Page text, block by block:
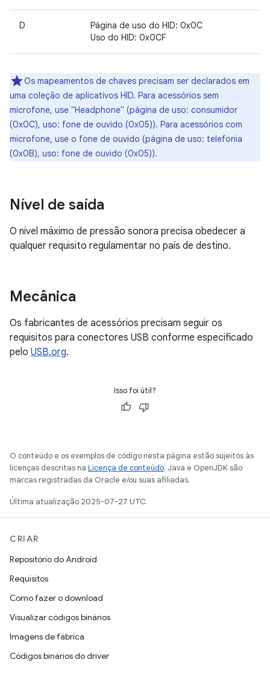
D
Página de uso do HID: 0x0C
Uso do HID: 0x0CF
Os mapeamentos de chaves precisam ser declarados em
uma coleção de aplicativos HID. Para acessórios sem
microfone, use "Headphone" (página de uso: consumidor
(0x0C), uso: fone de ouvido (0x05)). Para acessórios com
microfone, use o fone de ouvido (página de uso: telefonia
(0x0B), uso: fone de ouvido (0x05)).
Nível de saída
O nível máximo de pressão sonora precisa obedecer a
qualquer requisito regulamentar no país de destino.
Mecânica
Os fabricantes de acessórios precisam seguir os
requisitos para conectores USB conforme especificado
pelo USB.org.
Isso foi útil?
O conteúdo e os exemplos de código nesta página estão sujeitos às
licenças descritas na Licença de conteúdo. Java e OpenJDK são
marcas registradas da Oracle e/ou suas afiliadas.
Última atualização 2025-07-27 UTC.
CRIAR
Repositório do Android
Requisitos
Como fazer o download
Visualizar códigos binários
Imagens de fábrica
Códigos binários do driver